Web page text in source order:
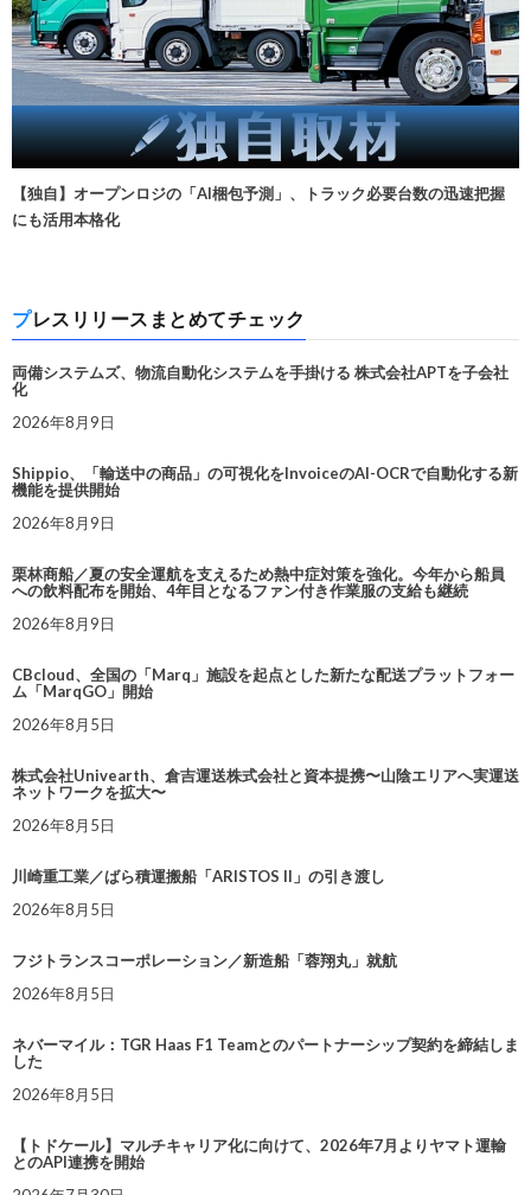
【独自】オープンロジの「AI梱包予測」、トラック必要台数の迅速把握
にも活用本格化
プレスリリースまとめてチェック
両備システムズ、物流自動化システムを手掛ける 株式会社APTを子会社
化
2026年8月9日
Shippio、「輸送中の商品」の可視化をInvoiceのAI-OCRで自動化する新
機能を提供開始
2026年8月9日
栗林商船／夏の安全運航を支えるため熱中症対策を強化。今年から船員
への飲料配布を開始、4年目となるファン付き作業服の支給も継続
2026年8月9日
CBcloud、全国の「Marq」施設を起点とした新たな配送プラットフォー
ム「MarqGO」開始
2026年8月5日
株式会社Univearth、倉吉運送株式会社と資本提携〜山陰エリアへ実運送
ネットワークを拡大〜
2026年8月5日
川崎重工業／ばら積運搬船「ARISTOS II」の引き渡し
2026年8月5日
フジトランスコーポレーション／新造船「蓉翔丸」就航
2026年8月5日
ネバーマイル：TGR Haas F1 Teamとのパートナーシップ契約を締結しま
した
2026年8月5日
【トドケール】マルチキャリア化に向けて、2026年7月よりヤマト運輸
とのAPI連携を開始